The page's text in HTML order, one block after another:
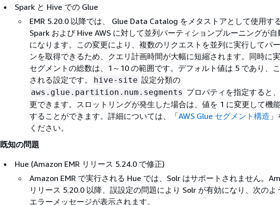
Spark と Hive での Glue
EMR 5.20.0 以降では、 Glue Data Catalog をメタストアとして使用す
Spark および Hive AWS に対して並列パーティションプルーニングが
になります。この変更により、複数のリクエストを並列に実行してパ
ンを取得できるため、クエリ計画時間が大幅に短縮されます。同時に
セグメントの総数は、1～10 の範囲です。デフォルト値は 5 であり、
される設定です。
hive-site 設定分類の
aws.glue.partition.num.segments プロパティを指定すると
更できます。スロットリングが発生した場合は、値を 1 に変更して機
することができます。詳細については、「AWS Glue セグメント構造
ください。
既知の問題
Hue (Amazon EMR リリース 5.24.0 で修正)
Amazon EMR で実行される Hue では、Solr はサポートされません。
リリース 5.20.0 以降、誤設定の問題により Solr が有効になり、次のよ
エラーメッセージが表示されます。